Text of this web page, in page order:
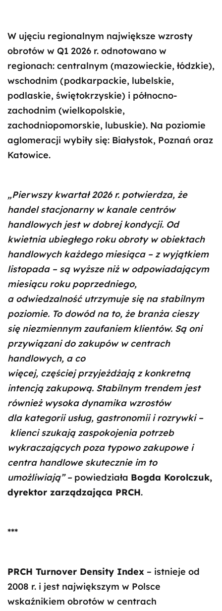
W ujęciu regionalnym największe wzrosty
obrotów w Q1 2026 r. odnotowano w
regionach: centralnym (mazowieckie, łódzkie),
wschodnim (podkarpackie, lubelskie,
podlaskie, świętokrzyskie) i północno-
zachodnim (wielkopolskie,
zachodniopomorskie, lubuskie). Na poziomie
aglomeracji wybiły się: Białystok, Poznań oraz
Katowice.
„Pierwszy kwartał 2026 r. potwierdza, że
handel stacjonarny w kanale centrów
handlowych jest w dobrej kondycji. Od
kwietnia ubiegłego roku obroty w obiektach
handlowych każdego miesiąca – z wyjątkiem
listopada – są wyższe niż w odpowiadającym
miesiącu roku poprzedniego,
a odwiedzalność utrzymuje się na stabilnym
poziomie. To dowód na to, że branża cieszy
się niezmiennym zaufaniem klientów. Są oni
przywiązani do zakupów w centrach
handlowych, a co
więcej, częściej przyjeżdżają z konkretną
intencją zakupową. Stabilnym trendem jest
również wysoka dynamika wzrostów
dla kategorii usług, gastronomii i rozrywki –
klienci szukają zaspokojenia potrzeb
wykraczających poza typowo zakupowe i
centra handlowe skutecznie im to
umożliwiają” – powiedziała Bogda Korolczuk,
dyrektor zarządzająca PRCH.
***
PRCH Turnover Density Index – istnieje od
2008 r. i jest największym w Polsce
wskaźnikiem obrotów w centrach